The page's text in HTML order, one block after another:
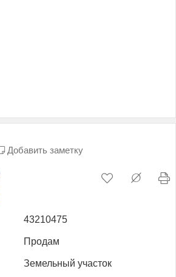
Добавить заметку
43210475
Продам
Земельный участок